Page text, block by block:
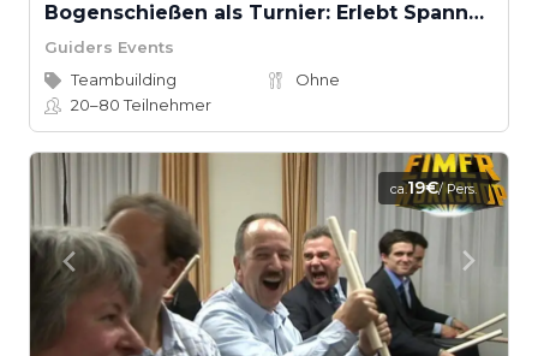
Bogenschießen als Turnier: Erlebt Spannung und Fokus
Guiders Events
Teambuilding
Ohne
20–80Teilnehmer
ca.19€/ Pers.